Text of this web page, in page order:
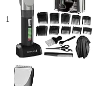
1